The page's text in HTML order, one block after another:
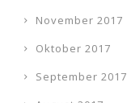
November 2017
Oktober 2017
September 2017